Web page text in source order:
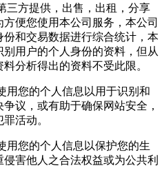
三方提供，出售，出租，分享
便您使用本公司服务，本公司
和交易数据进行综合统计，本
用户的个人身份的资料，但从
分析得出的资料不受此限。
用您的个人信息以用于识别和
议，或有助于确保网站安全，
活动。
用您的个人信息以保护您的生
害他人之合法权益或为公共利